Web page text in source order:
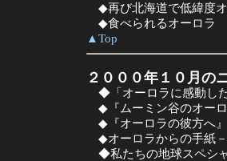
◆再び北海道で低緯度
◆食べられるオーロラ
▲Top
２０００年１０月の
◆「オーロラに感動し
◆『ムーミン谷のオー
◆『オーロラの彼方へ
◆オーロラからの手紙
◆私たちの地球スペシ